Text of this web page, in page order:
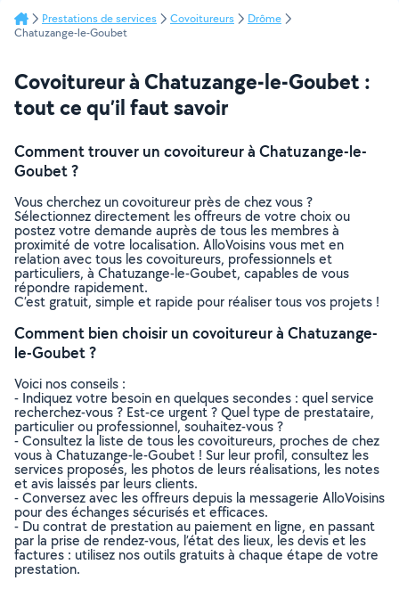
Prestations de services Covoitureurs
Drôme
Chatuzange-le-Goubet
Covoitureur à Chatuzange-le-Goubet :
tout ce qu’il faut savoir
Comment trouver un covoitureur à Chatuzange-le-
Goubet ?
Vous cherchez un covoitureur près de chez vous ?
Sélectionnez directement les offreurs de votre choix ou
postez votre demande auprès de tous les membres à
proximité de votre localisation. AlloVoisins vous met en
relation avec tous les covoitureurs, professionnels et
particuliers, à Chatuzange-le-Goubet, capables de vous
répondre rapidement.
C’est gratuit, simple et rapide pour réaliser tous vos projets !
Comment bien choisir un covoitureur à Chatuzange-
le-Goubet ?
Voici nos conseils :
- Indiquez votre besoin en quelques secondes : quel service
recherchez-vous ? Est-ce urgent ? Quel type de prestataire,
particulier ou professionnel, souhaitez-vous ?
- Consultez la liste de tous les covoitureurs, proches de chez
vous à Chatuzange-le-Goubet ! Sur leur profil, consultez les
services proposés, les photos de leurs réalisations, les notes
et avis laissés par leurs clients.
- Conversez avec les offreurs depuis la messagerie AlloVoisins
pour des échanges sécurisés et efficaces.
- Du contrat de prestation au paiement en ligne, en passant
par la prise de rendez-vous, l’état des lieux, les devis et les
factures : utilisez nos outils gratuits à chaque étape de votre
prestation.